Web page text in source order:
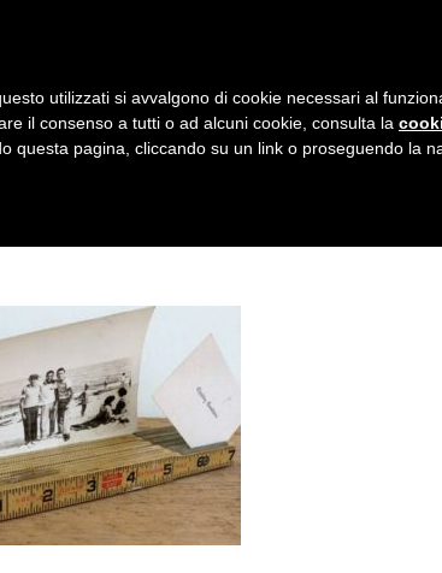
A
V
G
Z
I
O
N
E
P
utilizzati si avvalgono di cookie necessari al
il consenso a tutti o ad alcuni cookie, consulta la
questa pagina, cliccando su un link o proseguendo la